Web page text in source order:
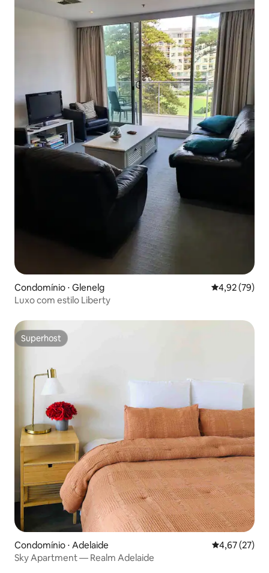
Condomínio ⋅ Glenelg 4,92 de uma
4,92 (79)
Luxo com estilo Liberty
Superhost
Superhost
Condomínio ⋅ Adelaide 4,67 de uma
4,67 (27)
Sky Apartment — Realm Adelaide